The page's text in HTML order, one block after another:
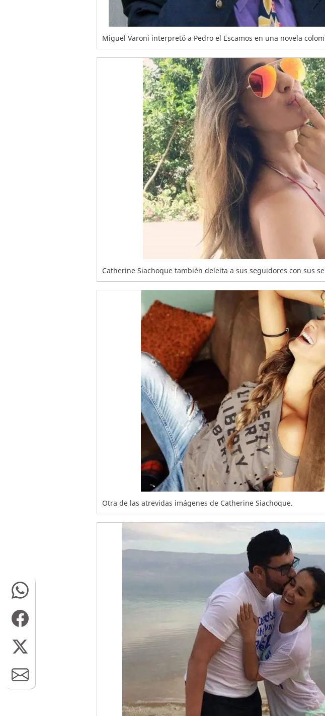
Miguel Varoni interpretó a Pedro el Escamos en una novela
Catherine Siachoque también deleita a sus seguidores con sus
Otra de las atrevidas imágenes de Catherine Siachoque.